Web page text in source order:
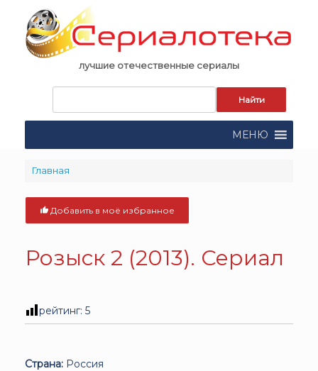
content
лучшие отечественные сериалы
поиска:
МЕНЮ
Главная
Добавить в моё избранное
Розыск 2 (2013). Сериал
рейтинг: 5
Страна: Россия